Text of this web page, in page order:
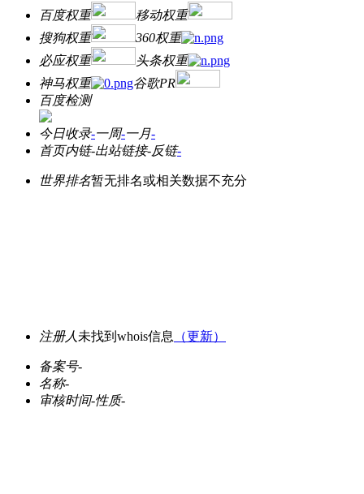
百度权重
移动权重
搜狗权重
360权重
必应权重
头条权重
神马权重
谷歌PR
百度检测
今日收录-一周-一月-
首页内链-出站链接-反链-
世界排名暂无排名或相关数据不充分
注册人 未找到whois信息 （更新）
备案号-
名称-
审核时间-性质-